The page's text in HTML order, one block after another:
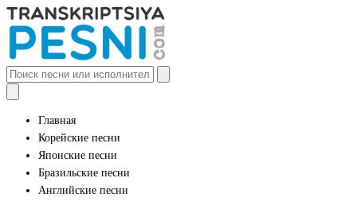
Главная
Корейские песни
Японские песни
Бразильские песни
Английские песни